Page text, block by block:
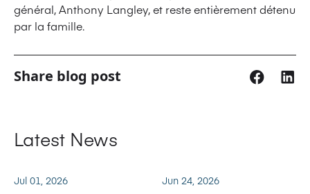
général, Anthony Langley, et reste entièrement détenu
par la famille.
Share blog post
Latest News
Jul 01, 2026 Jun 24, 2026